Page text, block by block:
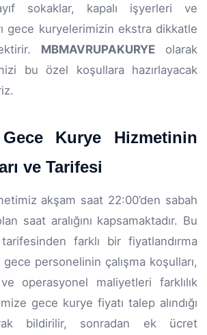
sokaklar, kapalı işyerleri ve
gece kuryelerimizin ekstra dikkatle
MBMAVRUPAKURYE olarak
bu özel koşullara hazırlayacak
Kurye Hizmetinin
ve Tarifesi
akşam saat 22:00’den sabah
saat aralığını kapsamaktadır. Bu
farklı bir fiyatlandırma
personelinin çalışma koşulları,
operasyonel maliyetleri farklılık
gece kurye fiyatı talep alındığı
bildirilir, sonradan ek ücret